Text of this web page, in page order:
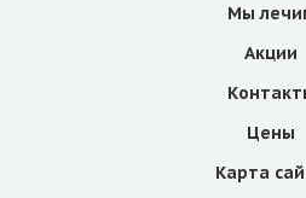
Мы
Акции
Цены
Карта